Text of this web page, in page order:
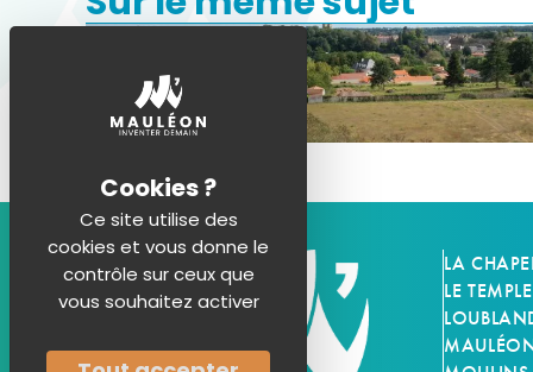
LA
LE TEMPLE
Ce site utilise des
cookies et vous donne le
contrôle sur ceux que
vous souhaitez activer